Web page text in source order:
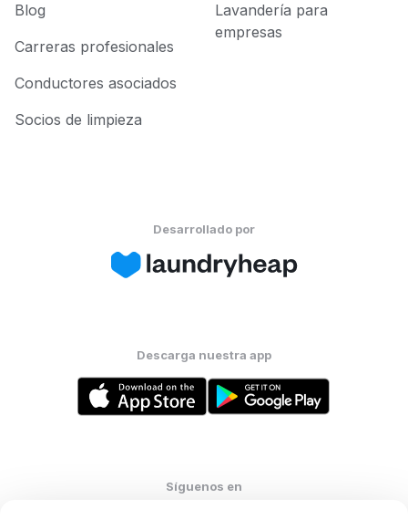
Blog
Carreras profesionales
Conductores asociados
Socios de limpieza
Lavandería para
empresas
Desarrollado por
Descarga nuestra app
Síguenos en